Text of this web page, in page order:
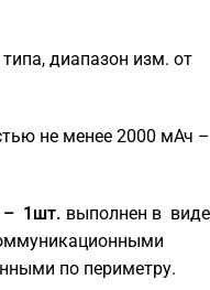
диапазон изм. от
не менее 2000 мАч –
– 1шт. выполнен в виде
по периметру.